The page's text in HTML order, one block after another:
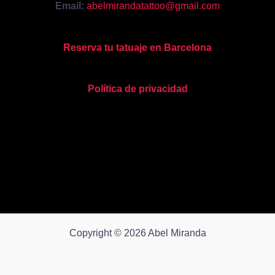
Email: abelmirandatattoo@gmail.com
Reserva tu tatuaje en Barcelona
Política de privacidad
Copyright © 2026 Abel Miranda